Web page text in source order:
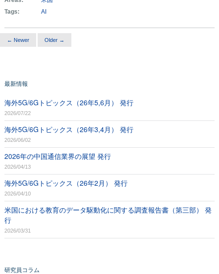
Tags:
AI
← Newer Older →
最新情報
海外5G/6Gトピックス（26年5,6月） 発行
2026/07/22
海外5G/6Gトピックス（26年3,4月） 発行
2026/06/02
2026年の中国通信業界の展望 発行
2026/04/13
海外5G/6Gトピックス（26年2月） 発行
2026/04/10
米国における教育のデータ駆動化に関する調査報告書（第三部） 発
行
2026/03/31
研究員コラム